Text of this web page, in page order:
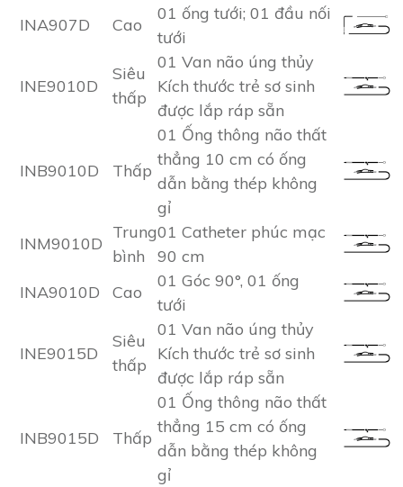
INA907D
Cao
01 ống tưới; 01 đầu nối
tưới
INE9010D
Siêu
thấp
01 Van não úng thủy
Kích thước trẻ sơ sinh
được lắp ráp sẵn
INB9010D Thấp
01 Ống thông não thất
thẳng 10 cm có ống
dẫn bằng thép không
gỉ
INM9010D
Trung
bình
01 Catheter phúc mạc
90 cm
INA9010D
Cao
01 Góc 90°, 01 ống
tưới
INE9015D
Siêu
thấp
01 Van não úng thủy
Kích thước trẻ sơ sinh
được lắp ráp sẵn
INB9015D Thấp
01 Ống thông não thất
thẳng 15 cm có ống
dẫn bằng thép không
gỉ